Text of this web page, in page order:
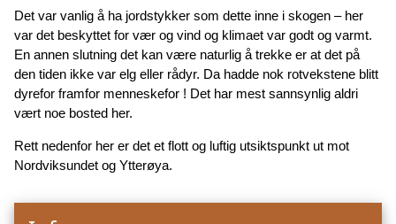
Det var vanlig å ha jordstykker som dette inne i skogen – her
var det beskyttet for vær og vind og klimaet var godt og varmt.
En annen slutning det kan være naturlig å trekke er at det på
den tiden ikke var elg eller rådyr. Da hadde nok rotvekstene blitt
dyrefor framfor menneskefor ! Det har mest sannsynlig aldri
vært noe bosted her.
Rett nedenfor her er det et flott og luftig utsiktspunkt ut mot
Nordviksundet og Ytterøya.